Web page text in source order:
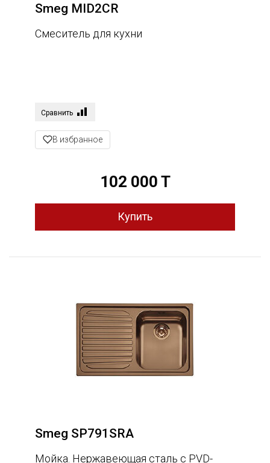
Smeg MID2CR
Смеситель для кухни
Сравнить
В избранное
102 000 T
Smeg SP791SRA
Мойка. Нержавеющая сталь с PVD-